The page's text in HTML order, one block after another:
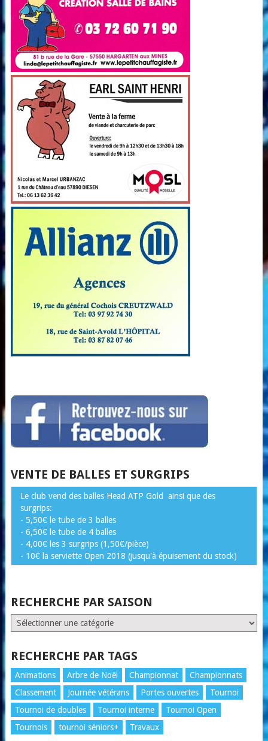
VENTE DE BALLES ET SURGRIPS
Le club vend des balles Head ATP Gold ainsi que des
surgrips:
- 5,50€ le tube de 3 balles
- 6,50€ le tube de 4 balles
- 4,00€ les 3 surgrips (1,50€/pièce)
- 10€ la serviette Open 2018 (jusqu'à épuisement du stock)
RECHERCHE PAR SAISON
RECHERCHE
PAR
RECHERCHE PAR TAGS
Animations Arbre de Noël Championnat
Championnats
Classement
Journée vétérans Portes ouvertes
Tournoi
Tournoi de doubles
Tournoi interne
Tournoi Open
Tournois
tournoi séniors+ Travaux